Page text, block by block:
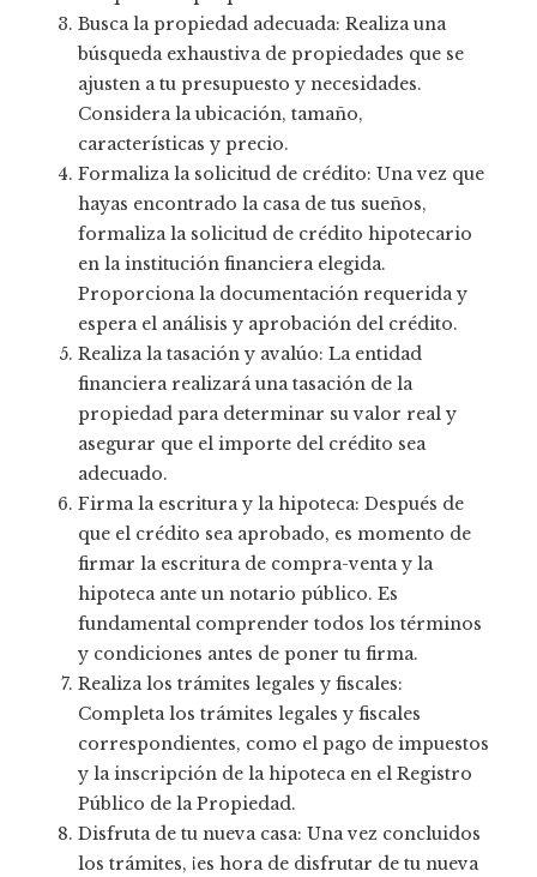
Busca la propiedad adecuada: Realiza una
búsqueda exhaustiva de propiedades que se
ajusten a tu presupuesto y necesidades.
Considera la ubicación, tamaño,
características y precio.
Formaliza la solicitud de crédito: Una vez que
hayas encontrado la casa de tus sueños,
formaliza la solicitud de crédito hipotecario
en la institución financiera elegida.
Proporciona la documentación requerida y
espera el análisis y aprobación del crédito.
Realiza la tasación y avalúo: La entidad
financiera realizará una tasación de la
propiedad para determinar su valor real y
asegurar que el importe del crédito sea
adecuado.
Firma la escritura y la hipoteca: Después de
que el crédito sea aprobado, es momento de
firmar la escritura de compra-venta y la
hipoteca ante un notario público. Es
fundamental comprender todos los términos
y condiciones antes de poner tu firma.
Realiza los trámites legales y fiscales:
Completa los trámites legales y fiscales
correspondientes, como el pago de impuestos
y la inscripción de la hipoteca en el Registro
Público de la Propiedad.
Disfruta de tu nueva casa: Una vez concluidos
los trámites, ¡es hora de disfrutar de tu nueva